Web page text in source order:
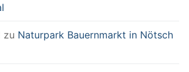
zu Naturpark Bauernmarkt in Nötsch